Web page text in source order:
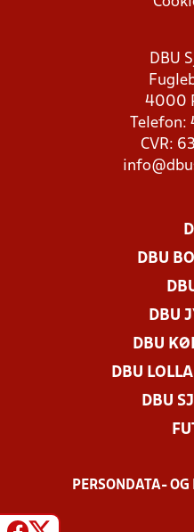
DBU
4000
CVR:
DBU
DBU
DBU
DBU
DBU
PERSONDATA-